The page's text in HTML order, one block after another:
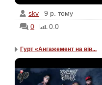
skv
9 р. тому
0
0.0
Гурт «Ангажемент на вів...